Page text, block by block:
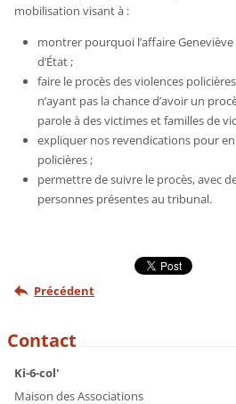
mobilisation visant à :
montrer pourquoi l’affaire
d’État ;
faire le procès des violences
n’ayant pas la chance d’avoir un
parole à des victimes et familles de
expliquer nos revendications pour
policières ;
permettre de suivre le procès, avec
personnes présentes au tribunal.
Précédent
Contact
Ki-6-col'
Maison des Associations